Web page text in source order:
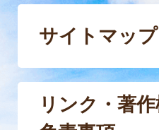
サイトマップ
リンク・著作